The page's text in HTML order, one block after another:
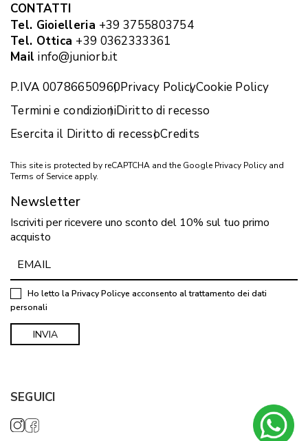
CONTATTI
Tel. Gioielleria +39 3755803754
Tel. Ottica +39 0362333361
Mail info@juniorb.it
P.IVA 00786650960Privacy PolicyCookie Policy
Termini e condizioniDiritto di recesso
Esercita il Diritto di recessoCredits
This site is protected by reCAPTCHA and the Google Privacy Policy and
Terms of Service apply.
Newsletter
Iscriviti per ricevere uno sconto del 10% sul tuo primo
acquisto
Ho letto la Privacy Policye acconsento al trattamento dei dati
personali
SEGUICI